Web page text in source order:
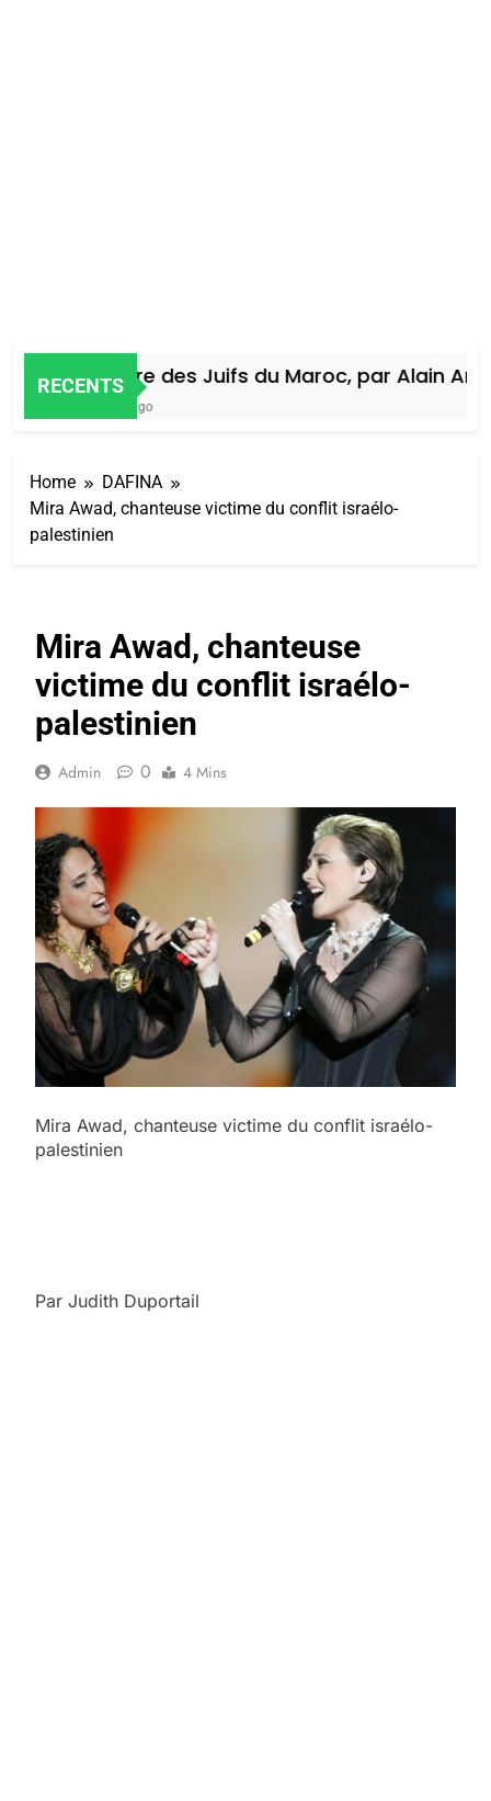
RECENTS
Histoire des Juifs du Maroc, par Alain Amiel
Home
DAFINA
Mira Awad, chanteuse victime du conflit israélo-
palestinien
Mira Awad, chanteuse
victime du conflit israélo-
palestinien
Admin 0 4 Mins
Mira Awad, chanteuse victime du conflit israélo-
palestinien
Par Judith Duportail